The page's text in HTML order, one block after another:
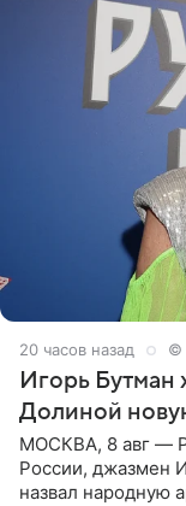
20 часов назад ©
Игорь Бутман
Долиной
МОСКВА, 8 авг —
России, джазмен
назвал народную